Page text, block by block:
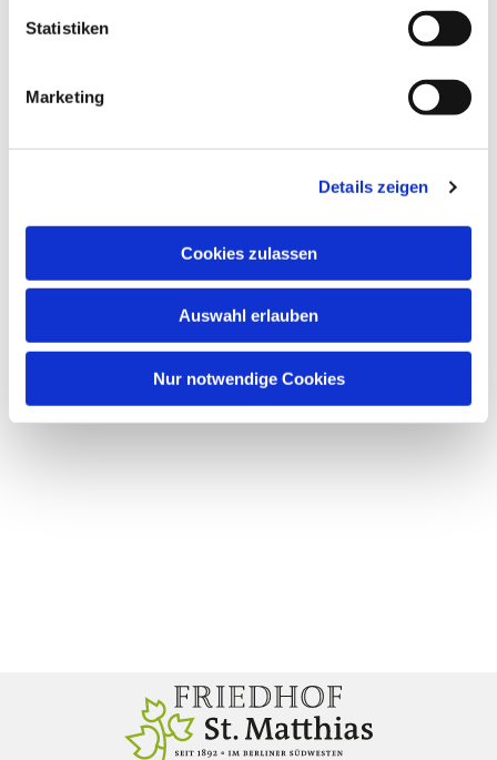
Statistiken
Marketing
Details zeigen
Cookies zulassen
Auswahl erlauben
Nur notwendige Cookies